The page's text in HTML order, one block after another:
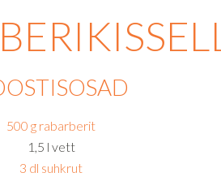
500 g rabarberit
1,5 l vett
3 dl suhkrut